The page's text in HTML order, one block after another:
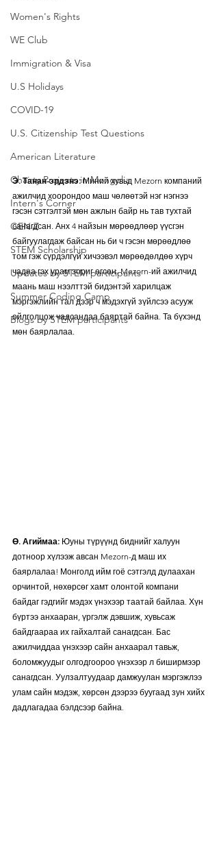
Women's Rights
WE Club
Immigration & Visa
U.S Holidays
COVID-19
U.S. Citizenship Test Questions
American Literature
Chairty Projects in Mongolia
Intern's Corner
GEN Z
STEM Scholarship
Updates by STEM participants
Summer Coding Camp
Blogs by STEM participants
Э. Танан-эрдэнэ: Миний хувьд Mezorn компаний
ажилчид хоорондоо маш чөлөөтэй нэг нэгнээ
гэсэн сэтгэлтэй мөн ажлын байр нь тав тухтай
санагдсан. Анх 4 найзын мөрөөдлөөр үүсгэн
байгуулагдаж байсан нь би ч гэсэн мөрөөдлөө
том гэж сүрдэлгүй хичээвэл мөрөөдөлдөө хүрч
чадна гэх урам зориг өгсөн. Mezorn-ий ажилчид
маань маш нээлттэй бидэнтэй харилцаж
мэргэжлийн тал дээр ч мэдэхгүй зүйлсээ асууж
ойлголцож чадсандаа баяртай байна. Та бүхэнд
мөн баярлалаа.
Ө. Агиймаа: Юуны түрүүнд биднийг халуун
дотноор хүлээж авсан Mezorn-д маш их
баярлалаа! Монголд ийм гоё сэтгэлд дулаахан
орчинтой, нөхөрсөг хамт олонтой компани
байдаг гэдгийг мэдэх үнэхээр таатай байлаа. Хүн
бүртээ анхааран, үргэлж дэвшиж, хувьсаж
байдгаараа их гайхалтай санагдсан. Бас
ажилчиддаа үнэхээр сайн анхаарал тавьж,
боломжуудыг олгодгоороо үнэхээр л биширмээр
санагдсан. Уулзалтуудаар дамжуулан мэргэжлээ
улам сайн мэдэж, хөрсөн дээрээ буугаад зун хийх
дадлагадаа бэлдсээр байна.